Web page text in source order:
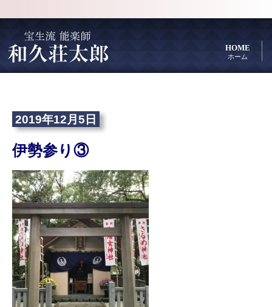
HOME
ホーム
2019年12月5日
伊勢参り③